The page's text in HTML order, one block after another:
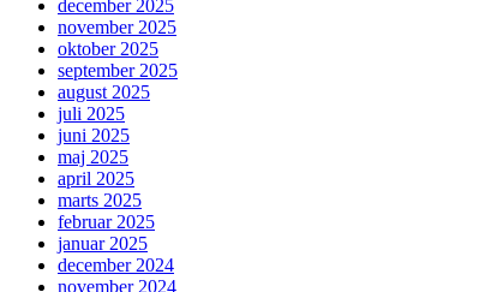
december 2025
november 2025
oktober 2025
september 2025
august 2025
juli 2025
juni 2025
maj 2025
april 2025
marts 2025
februar 2025
januar 2025
december 2024
november 2024